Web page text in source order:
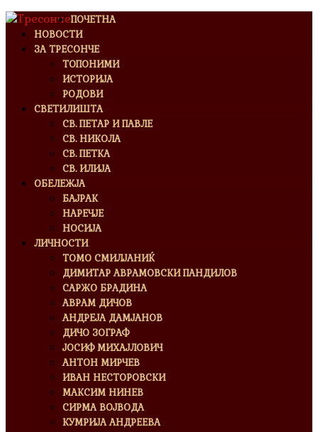
ПОЧЕТНА
НОВОСТИ
ЗА ТРЕСОНЧЕ
ТОПОНИМИ
ИСТОРИЈА
РОДОВИ
СВЕТИЛИШТА
СВ. ПЕТАР И ПАВЛЕ
СВ. НИКОЛА
СВ. ПЕТКА
СВ. ИЛИЈА
ОБЕЛЕЖЈА
БАЈРАК
НАРЕЧЈЕ
НОСИЈА
ЛИЧНОСТИ
ТОМО СМИЛЈАНИЌ
ДИМИТАР АВРАМОВСКИ ПАНДИЛОВ
САРЖО БРАДИНА
АВРАМ ДИЧОВ
АНДРЕЈА ДАМЈАНОВ
ДИЧО ЗОГРАФ
ЈОСИФ МИХАЈЛОВИЧ
АНТОН МИРЧЕВ
ИВАН НЕСТОРОВСКИ
МАКСИМ НИНЕВ
СИРМА ВОЈВОДА
КУМРИЈА АНДРЕЕВА